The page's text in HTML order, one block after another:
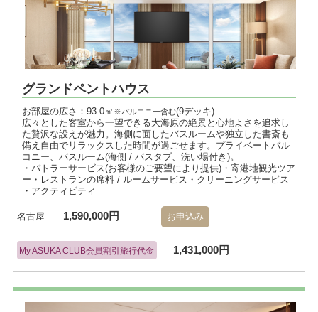
グランドペントハウス
お部屋の広さ：93.0㎡ ※バルコニー含む(9デッキ)
広々とした客室から一望できる大海原の絶景と心地よさを追求し
た贅沢な設えが魅力。海側に面したバスルームや独立した書斎も
備え自由でリラックスした時間が過ごせます。プライベートバル
コニー、バスルーム(海側 / バスタブ、洗い場付き)。
・バトラーサービス(お客様のご要望により提供)・寄港地観光ツア
ー・レストランの席料 / ルームサービス・クリーニングサービス
・アクティビティ
名古屋 1,590,000円 お申込み
My ASUKA CLUB会員割引旅行代金 1,431,000円